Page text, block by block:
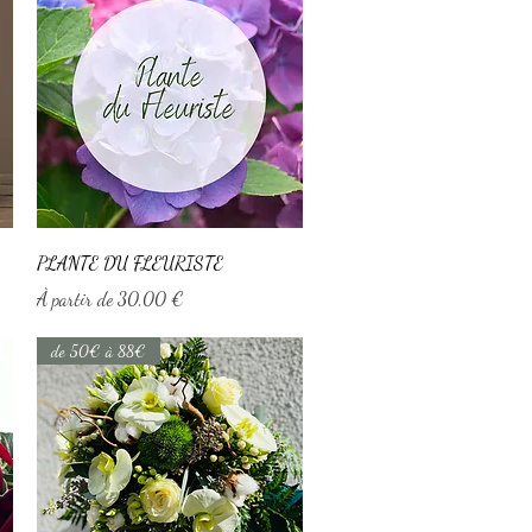
Aperçu rapide
PLANTE DU FLEURISTE
À partir de30,00 €
Prix promotionnel
de 50€ à 88€